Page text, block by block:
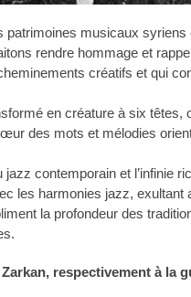
patrimoines musicaux syriens
rendre hommage et
créatifs et qui
en créature à six têtes,
des mots et mélodies
contemporain et l’infinie
les harmonies jazz, exultant
la profondeur des
respectivement à la